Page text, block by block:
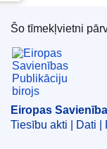
Eiropas
Šo tīmekļvietni
Eiropas
Tiesību akti | Dati |